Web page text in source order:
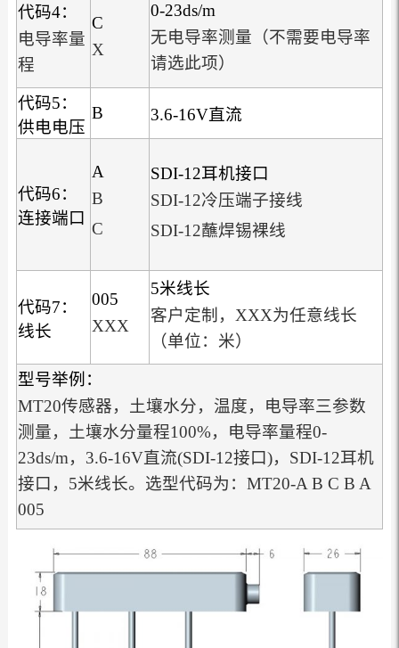
代码4：
电导率量
程
C
X
0-23ds/m
无电导率测量（不需要电导率
请选此项）
代码5：
供电电压
B 3.6-16V直流
代码6：
连接端口
A
B
C
SDI-12耳机接口
SDI-12冷压端子接线
SDI-12蘸焊锡裸线
代码7：
线长
005
XXX
5米线长
客户定制，XXX为任意线长
（单位：米）
型号举例：
MT20传感器，土壤水分，温度，电导率三参数
测量，土壤水分量程100%，电导率量程0-
23ds/m，3.6-16V直流(SDI-12接口)，SDI-12耳机
接口，5米线长。选型代码为：MT20-A B C B A
005